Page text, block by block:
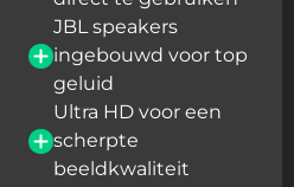
JBL speakers
ingebouwd voor top
geluid
Ultra HD voor een
scherpte
beeldkwaliteit